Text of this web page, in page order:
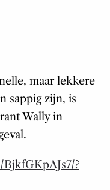
maar lekkere
sappig zijn, is
Wally in
?